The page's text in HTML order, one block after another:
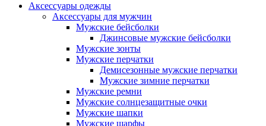
Аксессуары одежды
Аксессуары для мужчин
Мужские бейсболки
Джинсовые мужские бейсболки
Мужские зонты
Мужские перчатки
Демисезонные мужские перчатки
Мужские зимние перчатки
Мужские ремни
Мужские солнцезащитные очки
Мужские шапки
Мужские шарфы